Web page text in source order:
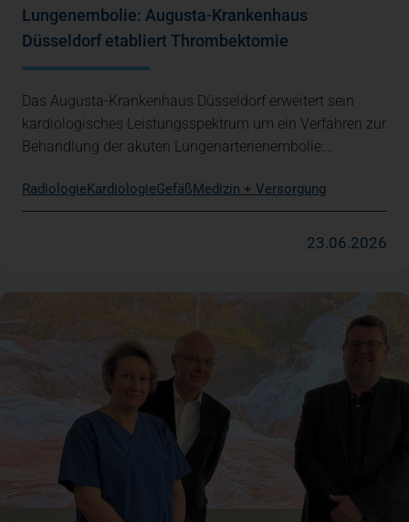
Lungenembolie: Augusta-Krankenhaus
Düsseldorf etabliert Thrombektomie
Das Augusta-Krankenhaus Düsseldorf erweitert sein
kardiologisches Leistungsspektrum um ein Verfahren zur
Behandlung der akuten Lungenarterienembolie:…
RadiologieKardiologieGefäßMedizin + Versorgung
23.06.2026